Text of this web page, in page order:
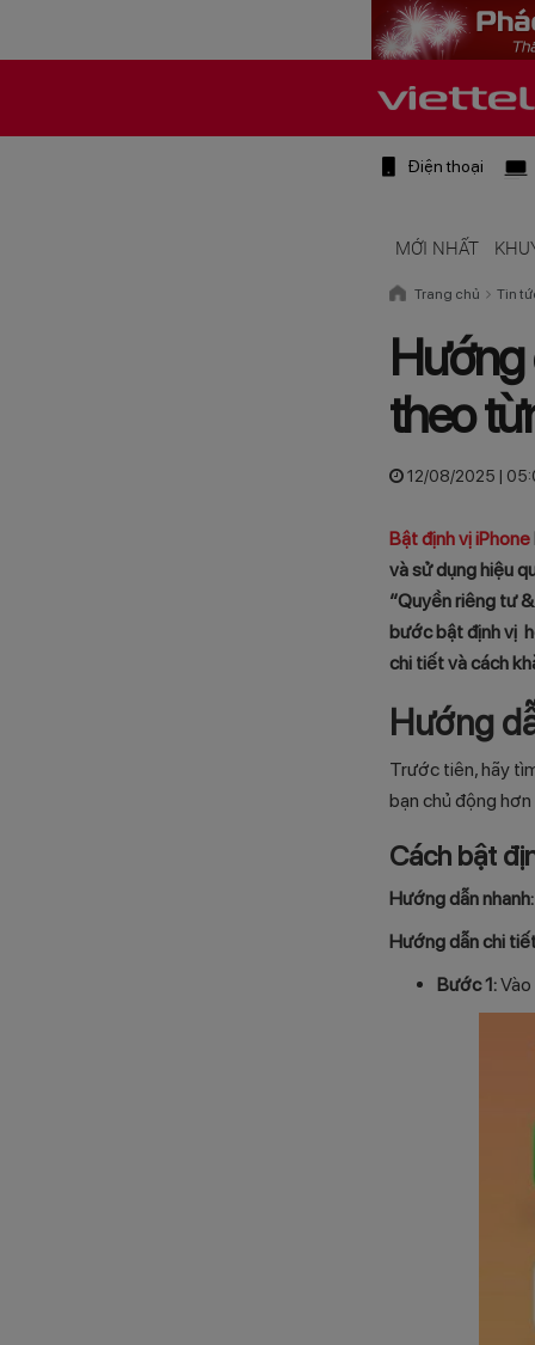
Điện thoại
MỚI NHẤT
Trang chủ Tin
Hướng
theo
12/08/2025 |
Bật định vị iPhone
và sử dụng hiệu
“Quyền riêng tư
bước bật định vị
chi tiết và cách
Hướng
Trước tiên, hãy
bạn chủ động
Cách bật
Hướng dẫn
Hướng dẫn chi
Bước 1: